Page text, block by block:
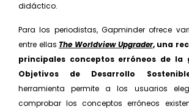
didáctico.
Para los periodistas, Gapminder ofrece
entre ellas The Worldview Upgrader, una
principales conceptos erróneos de la
Objetivos de Desarrollo
herramienta permite a los usuarios
comprobar los conceptos erróneos